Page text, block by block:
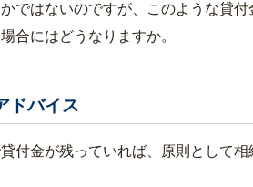
ではないのですが、このような貸
合にはどうなりますか。
ドバイス
付金が残っていれば、原則として